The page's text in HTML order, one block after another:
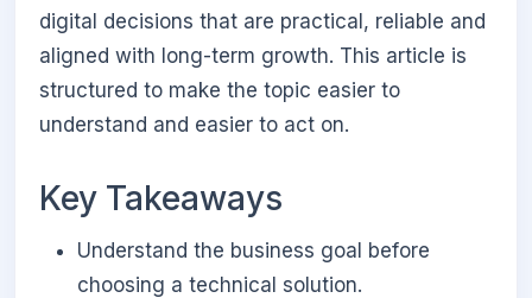
digital decisions that are practical, reliable and
aligned with long-term growth. This article is
structured to make the topic easier to
understand and easier to act on.
Key Takeaways
Understand the business goal before
choosing a technical solution.